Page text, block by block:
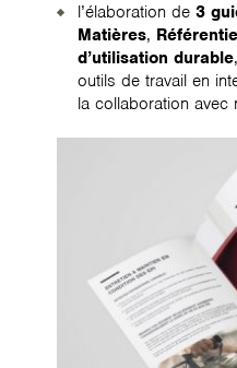
l’élaboration de 3
Matières,
d’utilisation durable
outils de travail en
la collaboration avec